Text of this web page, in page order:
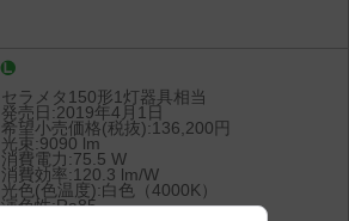
セラメタ150形1灯器具相当
発売日:2019年4月1日
希望小売価格(税抜):136,200円
光束:9090 lm
消費電力:75.5 W
消費効率:120.3 lm/W
光色(色温度):白色（4000K）
演色性:Ra85